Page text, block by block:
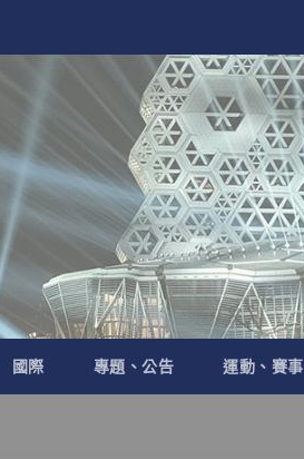
國際 專題、公告 運動、賽事